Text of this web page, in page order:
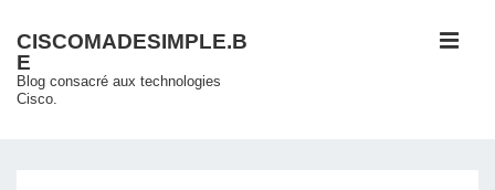
passer
au
contenu
CISCOMADESIMPLE.B
E
Blog consacré aux technologies
Cisco.